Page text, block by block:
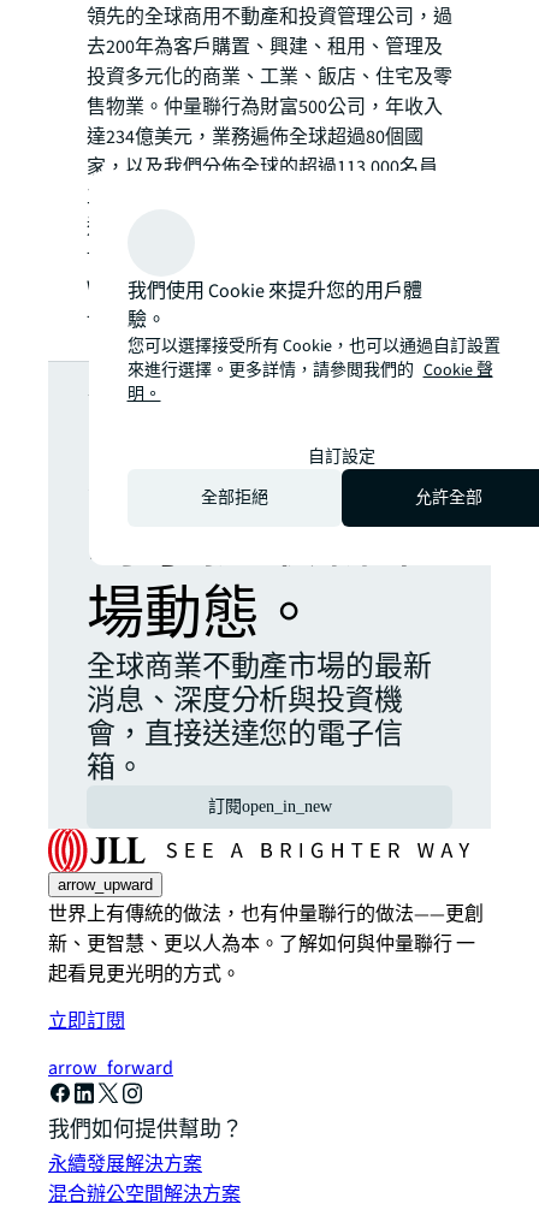
領先的全球商用不動產和投資管理公司，過
去200年為客戶購置、興建、租用、管理及
投資多元化的商業、工業、飯店、住宅及零
售物業。仲量聯行為財富500公司，年收入
達234億美元，業務遍佈全球超過80個國
家，以及我們分佈全球的超過113,000名員
工，提供匯聚地方智慧的全球平台。為了塑
造地產的未來，以創造更美好的世界，我們
協助客戶、員工及社區SEE A BRIGHTER
WAY。「JLL」為仲量聯行的品牌名稱及註
冊商標，詳情請瀏覽
想了解更多深
入分析嗎？隨
時掌握最新市
場動態。
全球商業不動產市場的最新
消息、深度分析與投資機
會，直接送達您的電子信
箱。
訂閱open_in_new
arrow_upward
世界上有傳統的做法，也有仲量聯行的做法——更創
新、更智慧、更以人為本。了解如何與仲量聯行 一
起看見更光明的方式。
立即訂閱
arrow_forward
我們如何提供幫助？
永續發展解決方案
混合辦公空間解決方案
我們使用 Cookie 來提升您的用戶體
驗。
您可以選擇接受所有 Cookie，也可以通過自訂設置
來進行選擇。更多詳情，請參閲我們的 Cookie 聲
明。
自訂設定
全部拒絕
允許全部